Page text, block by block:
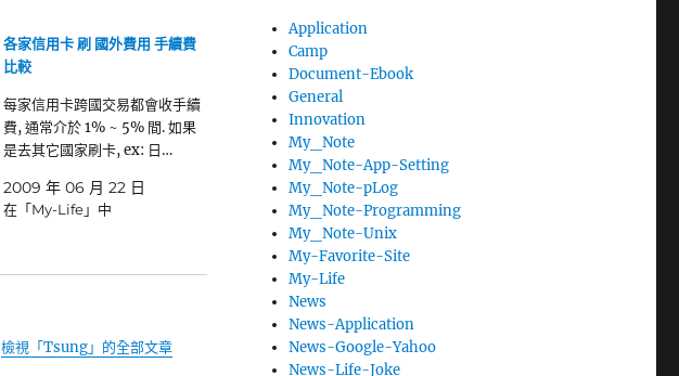
各家信用卡 刷 國外費用 手續費
比較
每家信用卡跨國交易都會收手續
費, 通常介於 1% ~ 5% 間. 如果
是去其它國家刷卡, ex: 日…
2009 年 06 月 22 日
在「My-Life」中
檢視「Tsung」的全部文章
Application
Camp
Document-Ebook
General
Innovation
My_Note
My_Note-App-Setting
My_Note-pLog
My_Note-Programming
My_Note-Unix
My-Favorite-Site
My-Life
News
News-Application
News-Google-Yahoo
News-Life-Joke